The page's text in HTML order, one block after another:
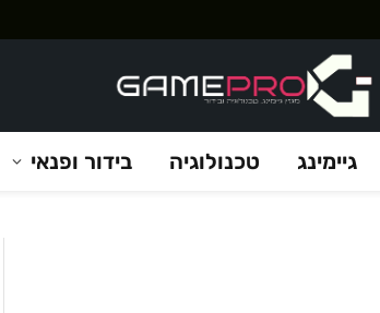
גיימינג טכנולוגיה בידור ופנאי